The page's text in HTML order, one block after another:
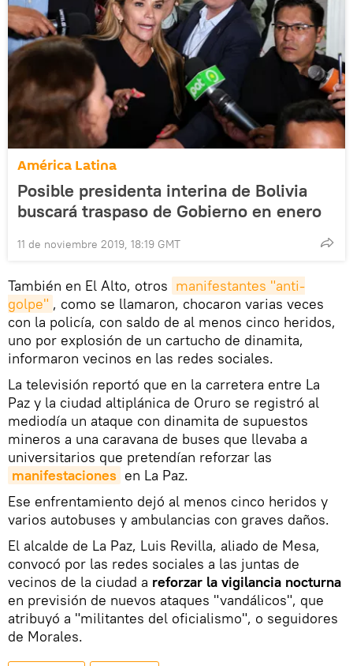
América Latina
Posible presidenta interina de Bolivia
buscará traspaso de Gobierno en enero
11 de noviembre 2019, 18:19 GMT
También en El Alto, otros manifestantes "anti-
golpe" , como se llamaron, chocaron varias veces
con la policía, con saldo de al menos cinco heridos,
uno por explosión de un cartucho de dinamita,
informaron vecinos en las redes sociales.
La televisión reportó que en la carretera entre La
Paz y la ciudad altiplánica de Oruro se registró al
mediodía un ataque con dinamita de supuestos
mineros a una caravana de buses que llevaba a
universitarios que pretendían reforzar las
manifestaciones en La Paz.
Ese enfrentamiento dejó al menos cinco heridos y
varios autobuses y ambulancias con graves daños.
El alcalde de La Paz, Luis Revilla, aliado de Mesa,
convocó por las redes sociales a las juntas de
vecinos de la ciudad a reforzar la vigilancia nocturna
en previsión de nuevos ataques "vandálicos", que
atribuyó a "militantes del oficialismo", o seguidores
de Morales.